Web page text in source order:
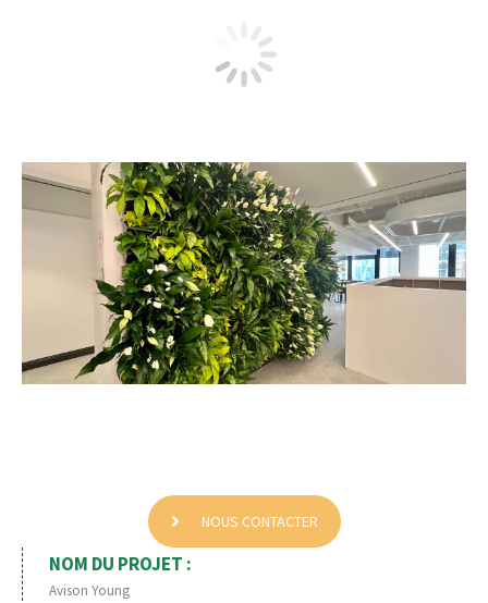
AVISON YOUNG
NOUS CONTACTER
NOM DU PROJET :
Avison Young